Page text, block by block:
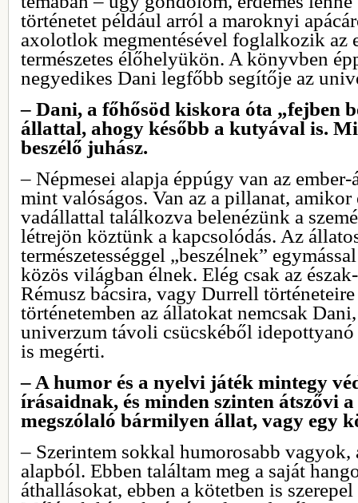
történetet például arról a maroknyi
axolotlok megmentésével foglalkozik az
természetes élőhelyükön. A könyvben
negyedikes Dani legfőbb segítője az
– Dani, a főhősöd kiskora óta „fejben
állattal, ahogy később a kutyával is.
beszélő juhász.
– Népmesei alapja éppúgy van az
mint valóságos. Van az a pillanat,
vadállattal találkozva belenézünk a
létrejön köztünk a kapcsolódás. Az
természetességgel „beszélnek”
közös világban élnek. Elég csak az
Rémusz bácsira, vagy Durrell
történetemben az állatokat nemcsak
univerzum távoli csücskéből
is megérti.
– A humor és a nyelvi játék mintegy
írásaidnak, és minden szinten átszővi a
megszólaló bármilyen állat, vagy egy
– Szerintem sokkal humorosabb
alapból. Ebben találtam meg a saját
áthallásokat, ebben a kötetben is